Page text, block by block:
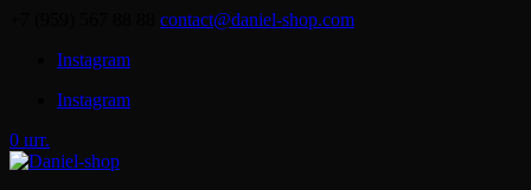
contact@daniel-shop.com
Instagram
Instagram
0 шт.